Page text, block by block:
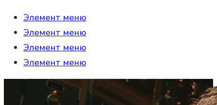
Элемент меню
Элемент меню
Элемент меню
Элемент меню